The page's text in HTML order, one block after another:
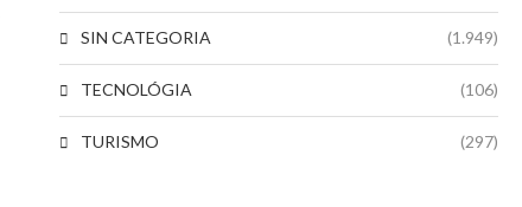
SIN CATEGORIA (1.949)
TECNOLÓGIA (106)
TURISMO (297)